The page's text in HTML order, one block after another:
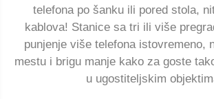
telefona po šanku ili pored stola,
kablova! Stanice sa tri ili više
punjenje više telefona istovremeno,
mestu i brigu manje kako za goste
u ugostiteljskim